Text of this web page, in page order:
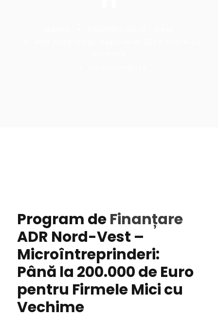
Program deFinanțare
ADR Nord-Vest –
Microîntreprinderi:
Până la 200.000 de Euro
pentru Firmele Mici cu
Vechime